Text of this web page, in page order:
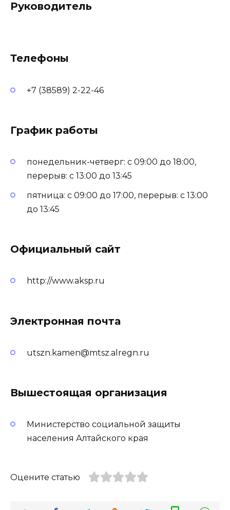
Руководитель
Телефоны
+7 (38589) 2-22-46
График работы
понедельник-четверг: с 09:00 до 18:00,
перерыв: с 13:00 до 13:45
пятница: с 09:00 до 17:00, перерыв: с 13:00
до 13:45
Официальный сайт
http://www.aksp.ru
Электронная почта
utszn.kamen@mtsz.alregn.ru
Вышестоящая организация
Министерство социальной защиты
населения Алтайского края
Оцените статью